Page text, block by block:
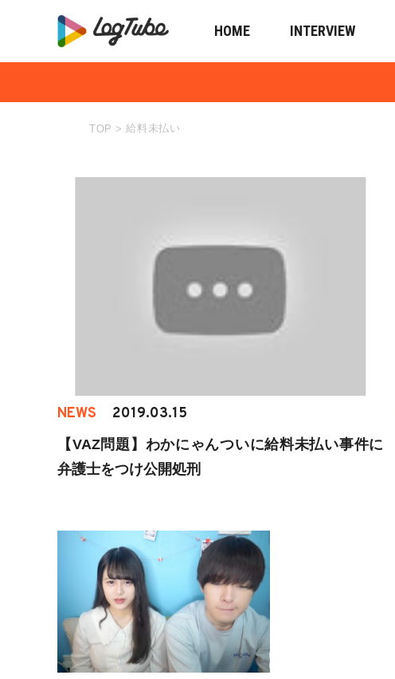
HOME INTERVIEW
TOP > 給料未払い
NEWS 2019.03.15
【VAZ問題】わかにゃんついに給料未払い事件に
弁護士をつけ公開処刑